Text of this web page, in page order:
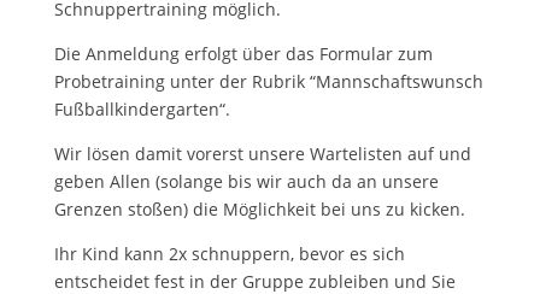
Schnuppertraining möglich.
Die Anmeldung erfolgt über das Formular zum
Probetraining unter der Rubrik “Mannschaftswunsch
Fußballkindergarten“.
Wir lösen damit vorerst unsere Wartelisten auf und
geben Allen (solange bis wir auch da an unsere
Grenzen stoßen) die Möglichkeit bei uns zu kicken.
Ihr Kind kann 2x schnuppern, bevor es sich
entscheidet fest in der Gruppe zubleiben und Sie